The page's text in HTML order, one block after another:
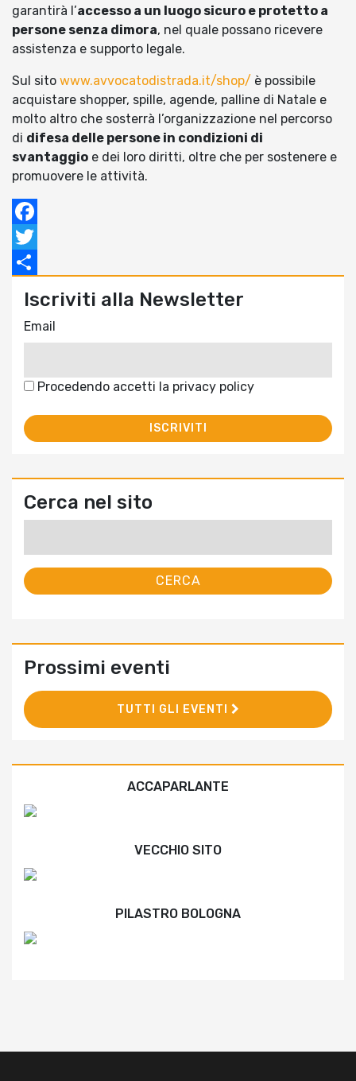
garantirà l’accesso a un luogo sicuro e protetto a
persone senza dimora, nel quale possano ricevere
assistenza e supporto legale.
Sul sito www.avvocatodistrada.it/shop/ è possibile
acquistare shopper, spille, agende, palline di Natale e
molto altro che sosterrà l’organizzazione nel percorso
di difesa delle persone in condizioni di
svantaggio e dei loro diritti, oltre che per sostenere e
promuovere le attività.
Facebook
Twitter
Iscriviti alla Newsletter
Email
Procedendo accetti la privacy policy
Cerca nel sito
Prossimi eventi
TUTTI GLI EVENTI
ACCAPARLANTE
VECCHIO SITO
PILASTRO BOLOGNA